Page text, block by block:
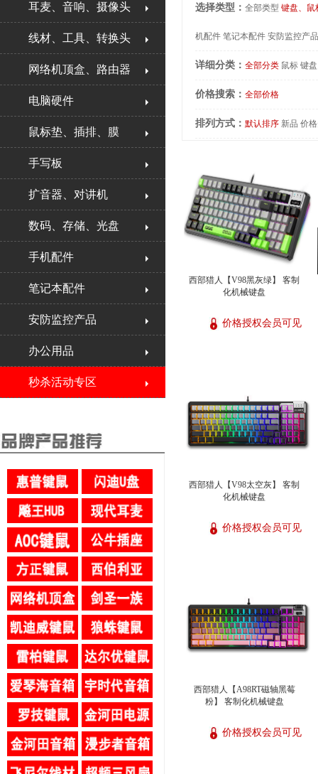
耳麦、音响、摄像头
线材、工具、转换头
网络机顶盒、路由器
电脑硬件
鼠标垫、插排、膜
手写板
扩音器、对讲机
数码、存储、光盘
手机配件
笔记本配件
安防监控产品
办公用品
秒杀活动专区
选择类型： 全部类型 键盘、鼠
机配件 笔记本配件 安防监控产品
详细分类： 全部分类 鼠标 键盘
价格搜索： 全部价格
排列方式： 默认排序 新品 价
西部猎人【V98黑灰绿】 客制
化机械键盘
价格授权会员可见
西部猎人【V98太空灰】 客制
化机械键盘
价格授权会员可见
西部猎人【A98RT磁轴黑莓
粉】 客制化机械键盘
价格授权会员可见